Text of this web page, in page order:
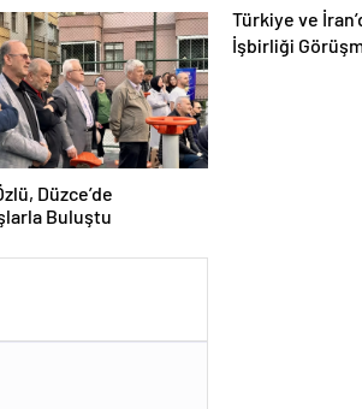
Düzce’de
Buluştu
Türkiye ve
İşbirliği